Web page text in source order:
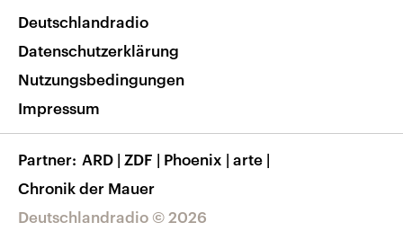
Nachrichten App
Frequenzen
Veranstaltungen
Musikliste
RSS
Barrierefreiheit
Deutschlandradio © 2026
Deutschlandradio
Datenschutzerklärung
Nutzungsbedingungen
Impressum
Partner ARD | ZDF | Phoenix | arte |
Chronik der Mauer